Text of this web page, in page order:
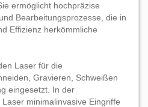
ermöglicht hochpräzise
Bearbeitungsprozesse, die in
Effizienz herkömmliche
Laser für die
Gravieren, Schweißen
eingesetzt. In der
minimalinvasive Eingriffe